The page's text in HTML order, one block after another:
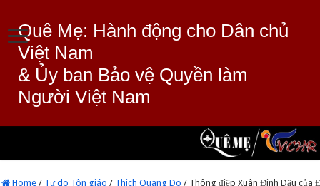
Quê Mẹ: Hành động cho Dân chủ
Việt Nam
& Ủy ban Bảo vệ Quyền làm
Người Việt Nam
Home / Tự do Tôn giáo / Thich Quang Do / Thông điệp Xuân Đinh Dậu của